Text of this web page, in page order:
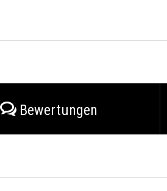
Bewertungen